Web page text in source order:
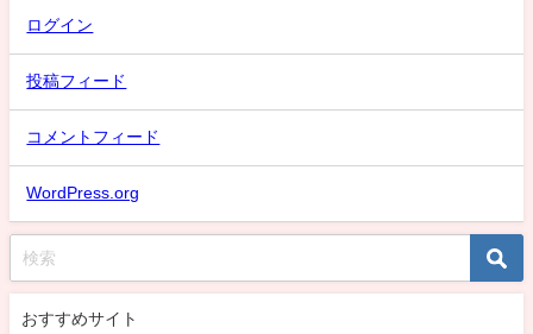
ログイン
投稿フィード
コメントフィード
WordPress.org
おすすめサイト